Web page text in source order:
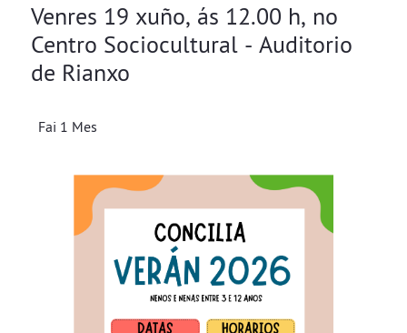
Venres 19 xuño, ás 12.00 h, no
Centro Sociocultural - Auditorio
de Rianxo
Fai 1 Mes